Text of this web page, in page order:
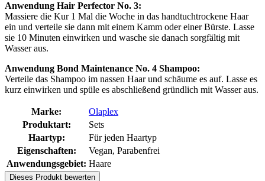
Anwendung Hair Perfector No. 3:
Massiere die Kur 1 Mal die Woche in das handtuchtrockene Haar
ein und verteile sie dann mit einem Kamm oder einer Bürste. Lasse
sie 10 Minuten einwirken und wasche sie danach sorgfältig mit
Wasser aus.
Anwendung Bond Maintenance No. 4 Shampoo:
Verteile das Shampoo im nassen Haar und schäume es auf. Lasse es
kurz einwirken und spüle es abschließend gründlich mit Wasser aus.
Marke:
Olaplex
Produktart:
Sets
Haartyp:
Für jeden Haartyp
Eigenschaften:
Vegan, Parabenfrei
Anwendungsgebiet: Haare
Dieses Produkt bewerten